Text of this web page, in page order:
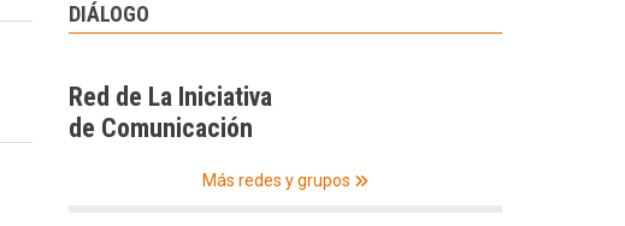
DIÁLOGO
Red de La Iniciativa
de Comunicación
Más redes y grupos